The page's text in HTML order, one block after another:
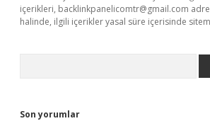
içerikleri, backlinkpanelicomtr@gmail.com
halinde, ilgili içerikler yasal süre içerisinde
Son yorumlar